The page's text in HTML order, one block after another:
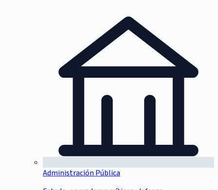
Administración Pública